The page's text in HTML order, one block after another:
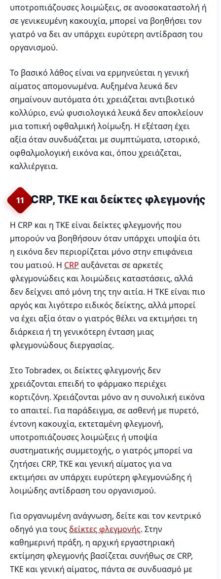
υποτροπιάζουσες λοιμώξεις, σε ανοσοκαταστολή ή
σε γενικευμένη κακουχία, μπορεί να βοηθήσει τον
γιατρό να δει αν υπάρχει ευρύτερη αντίδραση του
οργανισμού.
Το βασικό λάθος είναι να ερμηνεύεται η γενική
αίματος απομονωμένα. Αυξημένα λευκά δεν
σημαίνουν αυτόματα ότι χρειάζεται αντιβιοτικό
κολλύριο, ενώ φυσιολογικά λευκά δεν αποκλείουν
μια τοπική οφθαλμική λοίμωξη. Η εξέταση έχει
αξία όταν συνδυάζεται με συμπτώματα, ιστορικό,
οφθαλμολογική εικόνα και, όπου χρειάζεται,
καλλιέργεια.
11 CRP, ΤΚΕ και δείκτες φλεγμονής
Η CRP και η ΤΚΕ είναι δείκτες φλεγμονής που
μπορούν να βοηθήσουν όταν υπάρχει υποψία ότι
η εικόνα δεν περιορίζεται μόνο στην επιφάνεια
του ματιού. Η CRP αυξάνεται σε αρκετές
φλεγμονώδεις και λοιμώδεις καταστάσεις, αλλά
δεν δείχνει από μόνη της την αιτία. Η ΤΚΕ είναι πιο
αργός και λιγότερο ειδικός δείκτης, αλλά μπορεί
να έχει αξία όταν ο γιατρός θέλει να εκτιμήσει τη
διάρκεια ή τη γενικότερη ένταση μιας
φλεγμονώδους διεργασίας.
Στο Tobradex, οι δείκτες φλεγμονής δεν
χρειάζονται επειδή το φάρμακο περιέχει
κορτιζόνη. Χρειάζονται μόνο αν η συνολική εικόνα
το απαιτεί. Για παράδειγμα, σε ασθενή με πυρετό,
έντονη κακουχία, εκτεταμένη φλεγμονή,
υποτροπιάζουσες λοιμώξεις ή υποψία
συστηματικής συμμετοχής, ο γιατρός μπορεί να
ζητήσει CRP, ΤΚΕ και γενική αίματος για να
εκτιμήσει αν υπάρχει ευρύτερη φλεγμονώδης ή
λοιμώδης αντίδραση του οργανισμού.
Για οργανωμένη ανάγνωση, δείτε και τον κεντρικό
οδηγό για τουςδείκτες φλεγμονής. Στην
καθημερινή πράξη, η αρχική εργαστηριακή
εκτίμηση φλεγμονής βασίζεται συνήθως σε CRP,
ΤΚΕ και γενική αίματος, πάντα σε συνδυασμό με